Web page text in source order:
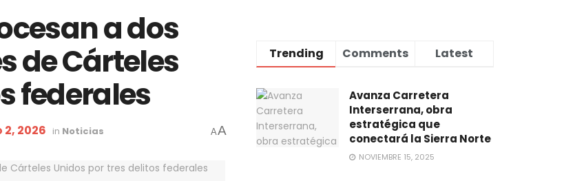
a dos
de Cárteles
federales
2, 2026 in Noticias AA
Trending Comments Latest
Avanza Carretera
Interserrana, obra
estratégica que
conectará la Sierra Norte
NOVIEMBRE 15, 2025